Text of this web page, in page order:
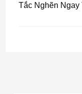
Tắc Nghẽn